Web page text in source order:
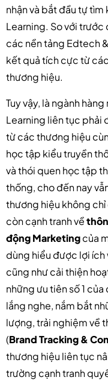
nhận và bắt đầu tự
Learning. So với trước
các nền tảng Edtech
kết quả tích cực từ
thương hiệu.
Tuy vậy, là ngành
Learning liên tục phải
từ các thương hiệu
học tập kiểu truyền
và thói quen học tập
thống, cho đến nay
thương hiệu không
còn cạnh tranh về
động Marketingcủa
dùng hiểu được lợi ích
cũng như cải thiện
những ưu tiên số 1
lắng nghe, nắm bắt
lượng, trải nghiệm về
(Brand Tracking &
thương hiệu liên tục
trường cạnh tranh